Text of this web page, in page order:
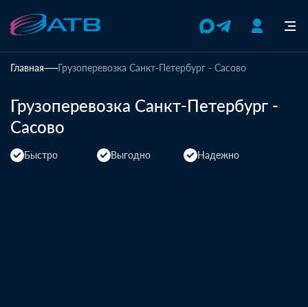
Главная Грузоперевозка Санкт-Петербург - Сасово
Грузоперевозка Санкт-Петербург -
Сасово
Быстро Выгодно Надежно